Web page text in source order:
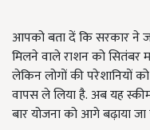
आपको बता दें कि सरकार ने
मिलने वाले राशन को सितंबर
लेकिन लोगों की
वापस ले लिया है. अब यह
बार योजना को आगे बढ़ाया